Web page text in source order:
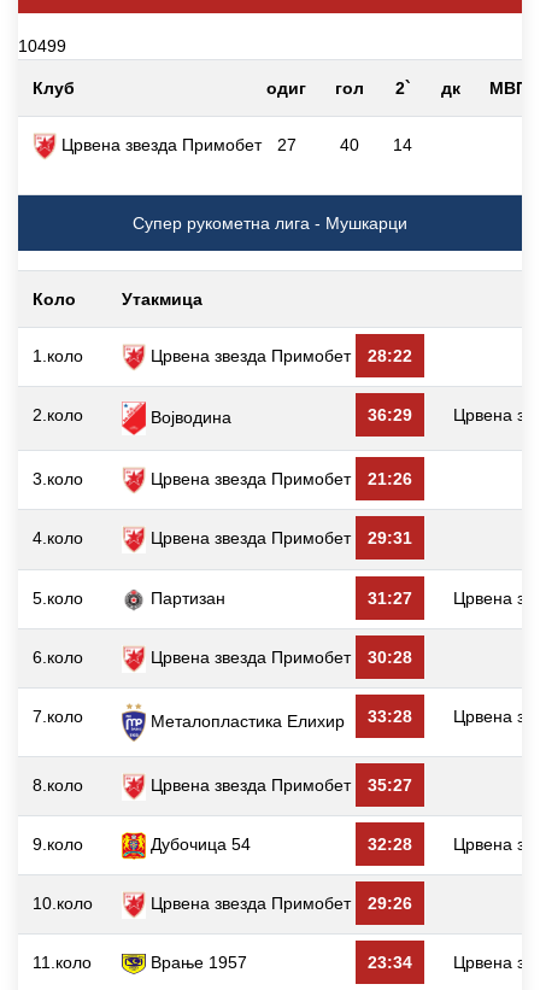
10499
Клуб одиг гол 2` дк МВП
Црвена звезда Примобет 27 40 14
Супер рукометна лига - Мушкарци
Коло Утакмица
1.коло Црвена звезда Примобет 28:22
2.коло Војводина 36:29 Црвена
3.коло Црвена звезда Примобет 21:26
4.коло Црвена звезда Примобет 29:31
5.коло Партизан 31:27 Црвена
6.коло Црвена звезда Примобет 30:28
7.коло Металопластика Елиxир 33:28 Црвена
8.коло Црвена звезда Примобет 35:27
9.коло Дубочица 54 32:28 Црвена
10.коло Црвена звезда Примобет 29:26
11.коло Врање 1957 23:34 Црвена